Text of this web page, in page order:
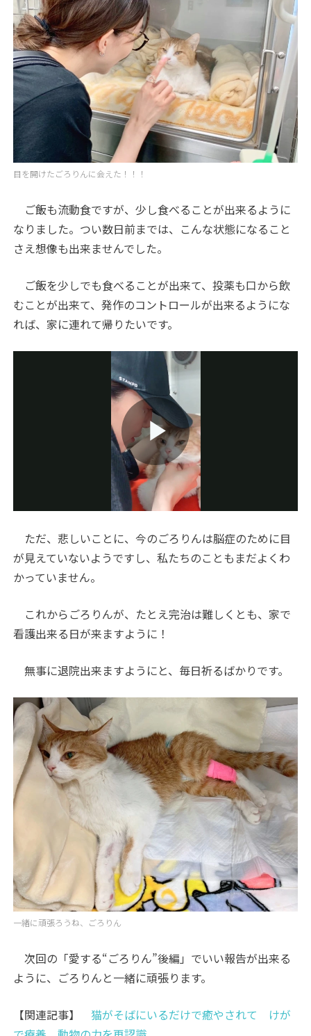
目を開けたごろりんに会えた！！！
ご飯も流動食ですが、少し食べることが出来るように
なりました。つい数日前までは、こんな状態になること
さえ想像も出来ませんでした。
ご飯を少しでも食べることが出来て、投薬も口から飲
むことが出来て、発作のコントロールが出来るようにな
れば、家に連れて帰りたいです。
Play
Video
ただ、悲しいことに、今のごろりんは脳症のために目
が見えていないようですし、私たちのこともまだよくわ
かっていません。
これからごろりんが、たとえ完治は難しくとも、家で
看護出来る日が来ますように！
無事に退院出来ますようにと、毎日祈るばかりです。
一緒に頑張ろうね、ごろりん
次回の「愛する“ごろりん”後編」でいい報告が出来る
ように、ごろりんと一緒に頑張ります。
【関連記事】 猫がそばにいるだけで癒やされて けが